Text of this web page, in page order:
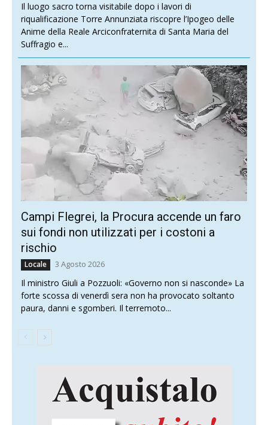
Il luogo sacro torna visitabile dopo i lavori di
riqualificazione Torre Annunziata riscopre l’Ipogeo delle
Anime della Reale Arciconfraternita di Santa Maria del
Suffragio e...
Campi Flegrei, la Procura accende un faro
sui fondi non utilizzati per i costoni a
rischio
Locale 3 Agosto 2026
Il ministro Giuli a Pozzuoli: «Governo non si nasconde» La
forte scossa di venerdì sera non ha provocato soltanto
paura, danni e sgomberi. Il terremoto...